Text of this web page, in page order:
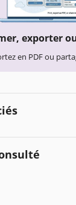
exporter
en PDF ou